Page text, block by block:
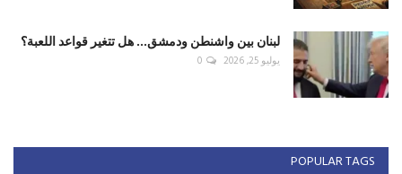
لبنان بين واشنطن ودمشق... هل تتغير قواعد اللعبة؟
يوليو 25, 2026 0
POPULAR TAGS